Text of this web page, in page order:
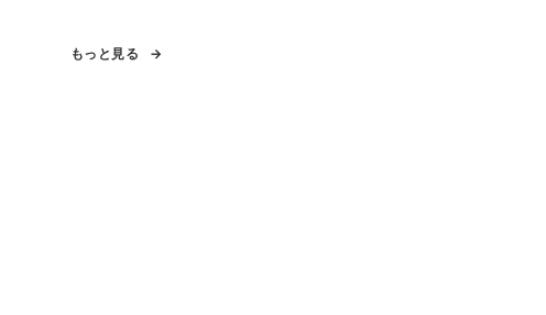
もっと見る